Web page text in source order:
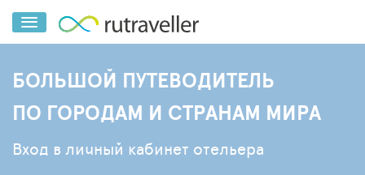
БОЛЬШОЙ ПУТЕВОДИТЕЛЬ
ПО ГОРОДАМ И СТРАНАМ МИРА
Вход в личный кабинет отельера